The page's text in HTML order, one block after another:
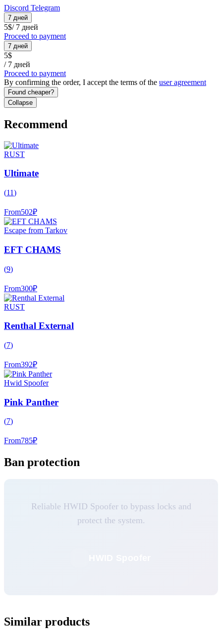
Discord Telegram
7 дней
5$/ 7 дней
Proceed to payment
7 дней
5$
/ 7 дней
Proceed to payment
By confirming the order, I accept the terms of the user agreement
Found cheaper?
Collapse
Recommend
RUST
Ultimate
(11)
From502₽
Escape from Tarkov
EFT CHAMS
(9)
From300₽
RUST
Renthal External
(7)
From392₽
Hwid Spoofer
Pink Panther
(7)
From785₽
Ban protection
Reliable HWID Spoofer to bypass locks and
protect the system.
Similar products